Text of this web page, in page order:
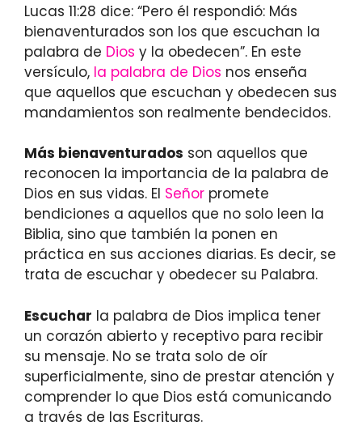
Lucas 11:28 dice: “Pero él respondió: Más
bienaventurados son los que escuchan la
palabra de Dios y la obedecen”. En este
versículo, la palabra de Dios nos enseña
que aquellos que escuchan y obedecen sus
mandamientos son realmente bendecidos.
Más bienaventurados son aquellos que
reconocen la importancia de la palabra de
Dios en sus vidas. El Señor promete
bendiciones a aquellos que no solo leen la
Biblia, sino que también la ponen en
práctica en sus acciones diarias. Es decir, se
trata de escuchar y obedecer su Palabra.
Escuchar la palabra de Dios implica tener
un corazón abierto y receptivo para recibir
su mensaje. No se trata solo de oír
superficialmente, sino de prestar atención y
comprender lo que Dios está comunicando
a través de las Escrituras.